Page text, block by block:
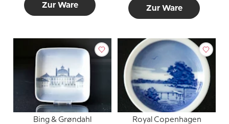
Zur Ware Zur Ware
Bing & Grøndahl
Royal Copenhagen